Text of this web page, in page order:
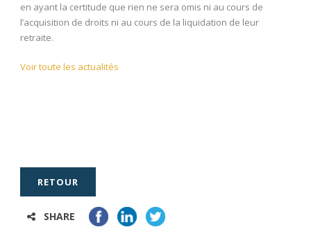
en ayant la certitude que rien ne sera omis ni au cours de
l’acquisition de droits ni au cours de la liquidation de leur
retraite.
Voir toute les actualités
RETOUR
SHARE